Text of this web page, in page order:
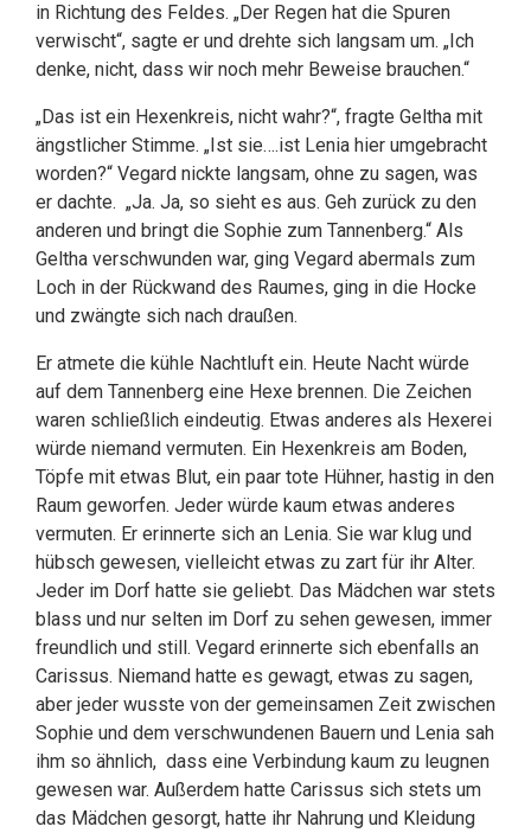
in Richtung des Feldes. „Der Regen hat die Spuren
verwischt“, sagte er und drehte sich langsam um. „Ich
denke, nicht, dass wir noch mehr Beweise brauchen.“
„Das ist ein Hexenkreis, nicht wahr?“, fragte Geltha mit
ängstlicher Stimme. „Ist sie….ist Lenia hier umgebracht
worden?“ Vegard nickte langsam, ohne zu sagen, was
er dachte. „Ja. Ja, so sieht es aus. Geh zurück zu den
anderen und bringt die Sophie zum Tannenberg.“ Als
Geltha verschwunden war, ging Vegard abermals zum
Loch in der Rückwand des Raumes, ging in die Hocke
und zwängte sich nach draußen.
Er atmete die kühle Nachtluft ein. Heute Nacht würde
auf dem Tannenberg eine Hexe brennen. Die Zeichen
waren schließlich eindeutig. Etwas anderes als Hexerei
würde niemand vermuten. Ein Hexenkreis am Boden,
Töpfe mit etwas Blut, ein paar tote Hühner, hastig in den
Raum geworfen. Jeder würde kaum etwas anderes
vermuten. Er erinnerte sich an Lenia. Sie war klug und
hübsch gewesen, vielleicht etwas zu zart für ihr Alter.
Jeder im Dorf hatte sie geliebt. Das Mädchen war stets
blass und nur selten im Dorf zu sehen gewesen, immer
freundlich und still. Vegard erinnerte sich ebenfalls an
Carissus. Niemand hatte es gewagt, etwas zu sagen,
aber jeder wusste von der gemeinsamen Zeit zwischen
Sophie und dem verschwundenen Bauern und Lenia sah
ihm so ähnlich, dass eine Verbindung kaum zu leugnen
gewesen war. Außerdem hatte Carissus sich stets um
das Mädchen gesorgt, hatte ihr Nahrung und Kleidung